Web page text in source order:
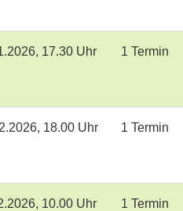
17.30 Uhr 1 Termin
18.00 Uhr 1 Termin
10.00 Uhr 1 Termin